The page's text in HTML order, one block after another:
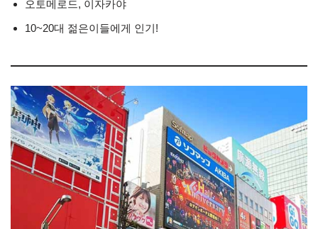
오토메로드, 이자카야
10~20대 젊은이들에게 인기!